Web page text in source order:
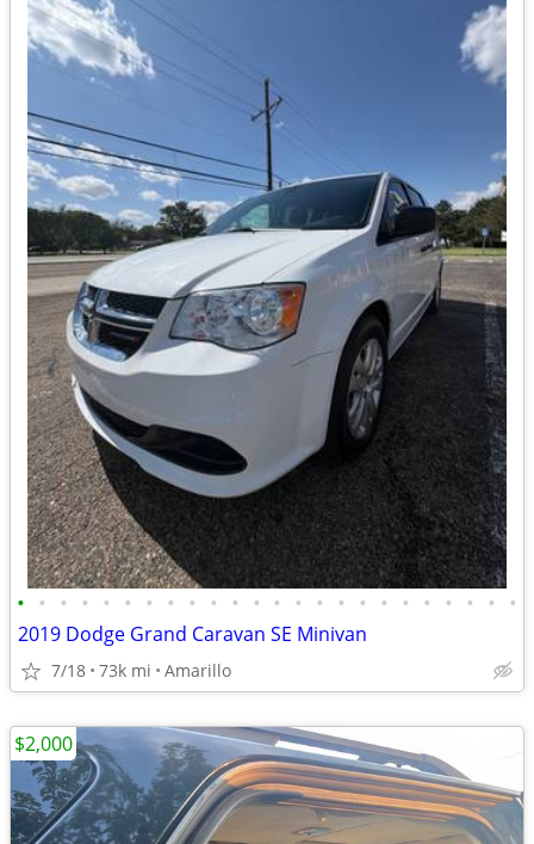
• • • • • • • • • • • • • • • • • • • • • • • •
2019 Dodge Grand Caravan SE Minivan
7/18 73k mi Amarillo
$2,000